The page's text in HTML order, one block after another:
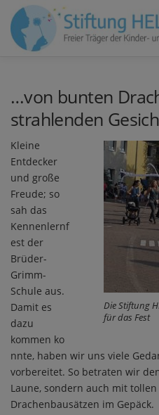
Zum
Inhalt
springen
…von bunten
strahlenden
Die Stiftung
für das Fest
Kleine
Entdecker
und große
Freude; so
sah das
Kennenlernf
est der
Brüder-
Grimm-
Schule aus.
Damit es
dazu
kommen ko
nnte, haben wir uns viele
vorbereitet. So betraten wir
Laune, sondern auch mit
Drachenbausätzen im Gepäck.